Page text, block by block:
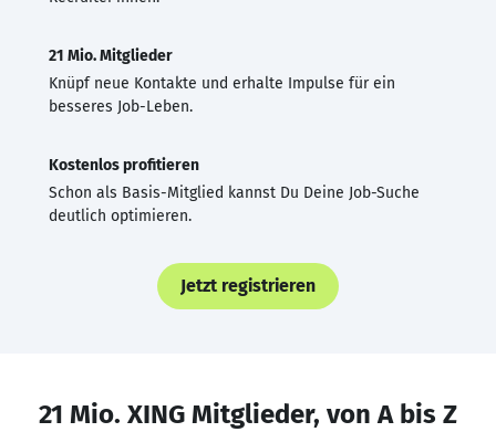
21 Mio. Mitglieder
Knüpf neue Kontakte und erhalte Impulse für ein
besseres Job-Leben.
Kostenlos profitieren
Schon als Basis-Mitglied kannst Du Deine Job-Suche
deutlich optimieren.
Jetzt registrieren
21 Mio. XING Mitglieder, von A bis Z